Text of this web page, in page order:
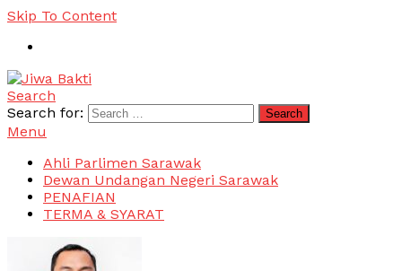
Skip To Content
Jiwa Bakti
Suara PBB Sarawak
Search
Search for:
Menu
Ahli Parlimen Sarawak
Dewan Undangan Negeri Sarawak
PENAFIAN
TERMA & SYARAT